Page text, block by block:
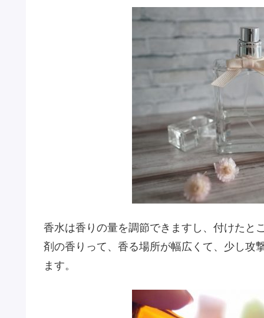
香水は香りの量を調節できますし、付けたと
剤の香りって、香る場所が幅広くて、少し攻
ます。